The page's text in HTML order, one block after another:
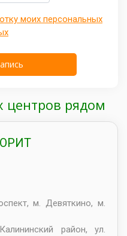
моих персональных
центров рядом
м. Девяткино, м.
Калининский район, ул.